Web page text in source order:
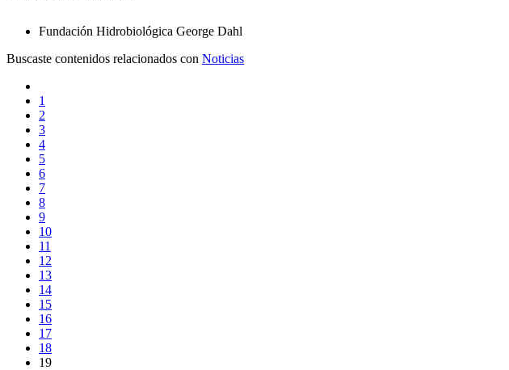
Fundación Hidrobiológica George Dahl
Buscaste contenidos relacionados con Noticias
1
2
3
4
5
6
7
8
9
10
11
12
13
14
15
16
17
18
19